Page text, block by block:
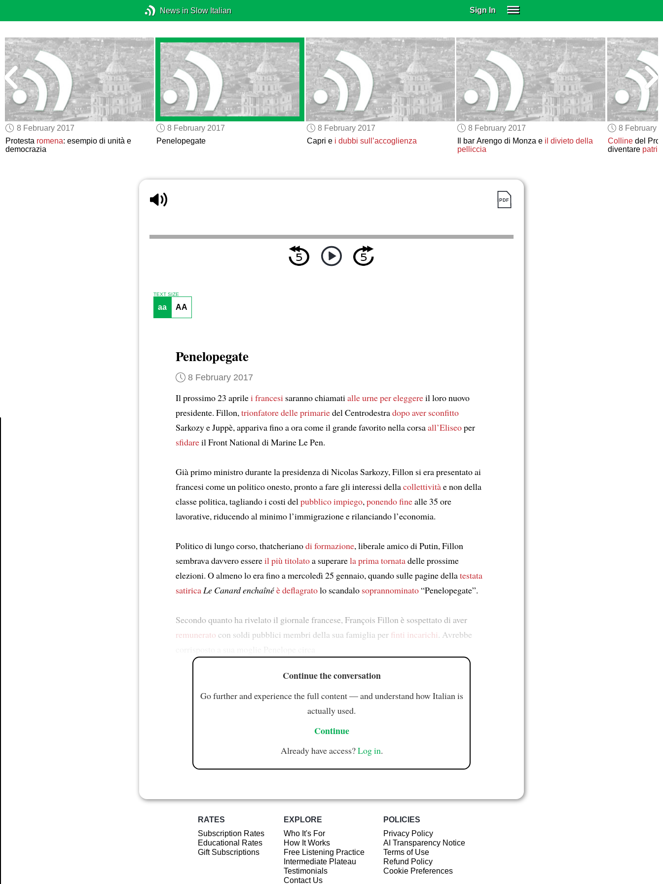
News in Slow Italian Sign In
SUBSCRIBE
EDUCATIONAL LICENSES
GIFT CARDS
OTHER LANGUAGES
ABOUT US
ALEXA
ADJUST COLORS
8 February 2017
Protesta romena: esempio di unità e
democrazia
8 February 2017
Penelopegate
8 February 2017
Capri e i dubbi sull’accoglienza
8 February 2017
Il bar Arengo di Monza e il divieto della
pelliccia
8 February
Colline del
diventare
TEXT SIZE
aa AA
Penelopegate
8 February 2017
Il prossimo 23 aprilei francesi saranno chiamati alle urne per eleggereil loro nuovo
presidente. Fillon, trionfatore delle primariedel Centrodestradopo aver sconfitto
Sarkozy e Juppè, appariva fino a ora come il grande favorito nella corsaall’Eliseoper
sfidareil Front National di Marine Le Pen.
Già primo ministro durante la presidenza di Nicolas Sarkozy, Fillon si era presentato ai
francesi come un politico onesto, pronto a fare gli interessi dellacollettivitàe non della
classe politica, tagliando i costi del pubblico impiego, ponendo finealle 35 ore
lavorative, riducendo al minimo l’immigrazione e rilanciando l’economia.
Politico di lungo corso, thatcherianodi formazione, liberale amico di Putin, Fillon
sembrava davvero essereil più titolatoa superarela prima tornatadelle prossime
elezioni. O almeno lo era fino a mercoledì 25 gennaio, quando sulle pagine dellatestata
satirica Le Canard enchaînéè deflagratolo scandalo soprannominato“Penelopegate”.
Secondo quanto ha rivelato il giornale francese, François Fillon è sospettato di aver
remunerato con soldi pubblici membri della sua famiglia per finti incarichi. Avrebbe
Continue the conversation
Go further and experience the full content — and understand how Italian is
actually used.
Continue
Already have access?Log in.
RATES
Subscription Rates
Educational Rates
Gift Subscriptions
EXPLORE
Who It's For
How It Works
Free Listening Practice
Intermediate Plateau
Testimonials
Contact Us
POLICIES
Privacy Policy
AI Transparency Notice
Terms of Use
Refund Policy
Cookie Preferences